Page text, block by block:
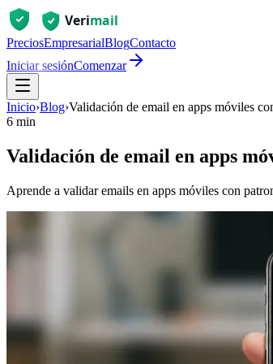
PreciosEmpresarialBlogContacto
Iniciar sesiónComenzar
Inicio›Blog›Validación de email en apps móviles
6 min
Validación de email en apps
Aprende a validar emails en apps móviles con